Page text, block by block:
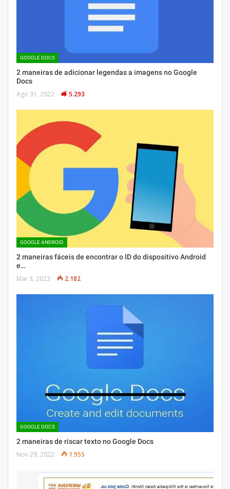
GOOGLE DOCS
2 maneiras de adicionar legendas a imagens no Google
Docs
Ago 31, 2022 5.293
GOOGLE ANDROID
2 maneiras fáceis de encontrar o ID do dispositivo Android
e…
Mar 3, 2023 2.182
GOOGLE DOCS
2 maneiras de riscar texto no Google Docs
Nov 29, 2022 1.955